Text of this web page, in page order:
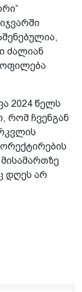
ძალიან
2024 წელს
რომ ჩვენგან
დღეს არ